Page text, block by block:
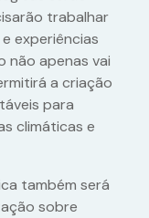
trabalhar
experiências
não apenas vai
a criação
para
climáticas e
também será
sobre